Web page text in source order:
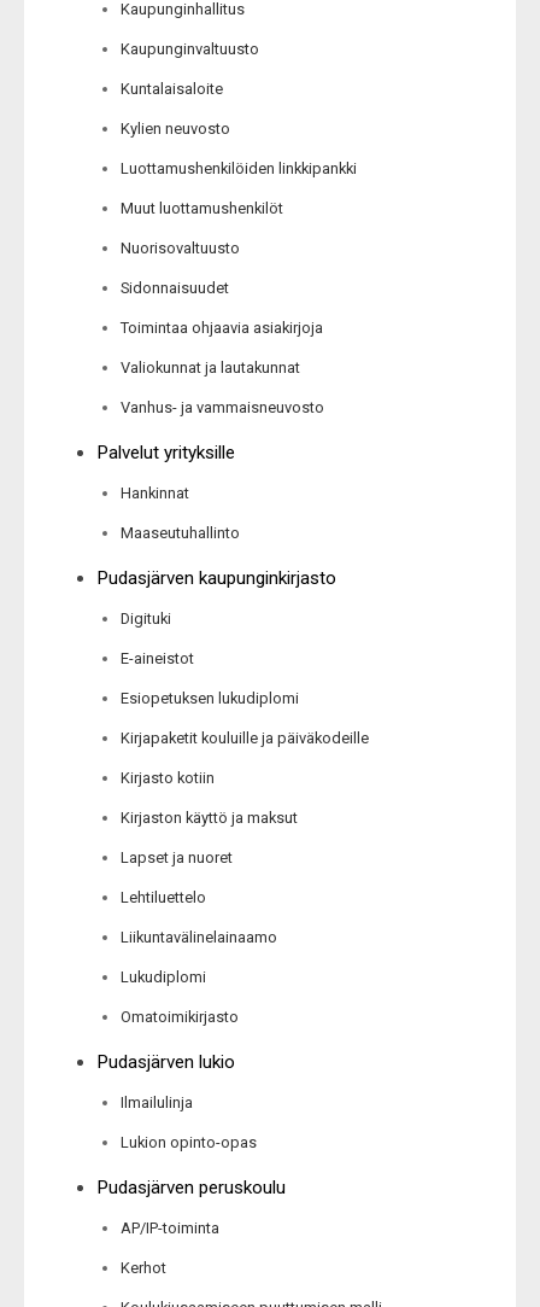
Kaupunginhallitus
Kaupunginvaltuusto
Kuntalaisaloite
Kylien neuvosto
Luottamushenkilöiden linkkipankki
Muut luottamushenkilöt
Nuorisovaltuusto
Sidonnaisuudet
Toimintaa ohjaavia asiakirjoja
Valiokunnat ja lautakunnat
Vanhus- ja vammaisneuvosto
Palvelut yrityksille
Hankinnat
Maaseutuhallinto
Pudasjärven kaupunginkirjasto
Digituki
E-aineistot
Esiopetuksen lukudiplomi
Kirjapaketit kouluille ja päiväkodeille
Kirjasto kotiin
Kirjaston käyttö ja maksut
Lapset ja nuoret
Lehtiluettelo
Liikuntavälinelainaamo
Lukudiplomi
Omatoimikirjasto
Pudasjärven lukio
Ilmailulinja
Lukion opinto-opas
Pudasjärven peruskoulu
AP/IP-toiminta
Kerhot